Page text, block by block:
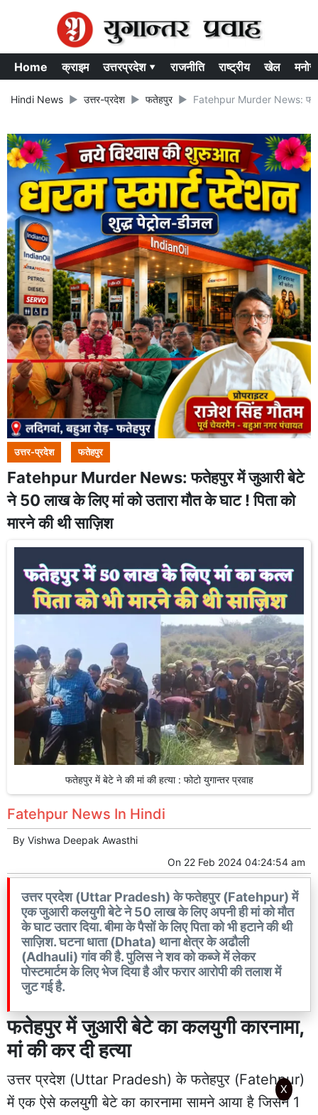
Home क्राइम उत्तरप्रदेश ▾ राजनीति राष्ट्रीय खेल
Hindi News उत्तर-प्रदेश फतेहपुर Fatehpur Murder News:
उत्तर-प्रदेश फतेहपुर
Fatehpur Murder News: फतेहपुर में जुआरी बेटे
ने 50 लाख के लिए मां को उतारा मौत के घाट ! पिता को
मारने की थी साज़िश
फतेहपुर में बेटे ने की मां की हत्या : फोटो युगान्तर प्रवाह
Fatehpur News In Hindi
By Vishwa Deepak Awasthi
On 22 Feb 2024 04:24:54 am
उत्तर प्रदेश (Uttar Pradesh) के फतेहपुर (Fatehpur) में
एक जुआरी कलयुगी बेटे ने 50 लाख के लिए अपनी ही मां को मौत
के घाट उतार दिया. बीमा के पैसों के लिए पिता को भी हटाने की थी
साज़िश. घटना धाता (Dhata) थाना क्षेत्र के अढौली
(Adhauli) गांव की है. पुलिस ने शव को कब्जे में लेकर
पोस्टमार्टम के लिए भेज दिया है और फरार आरोपी की तलाश में
जुट गई है.
फतेहपुर में जुआरी बेटे का कलयुगी कारनामा,
मां की कर दी हत्या
उत्तर प्रदेश (Uttar Pradesh) के फतेहपुर (Fatehpur)
में एक ऐसे कलयुगी बेटे का कारनामा सामने आया है जिसने 1
X